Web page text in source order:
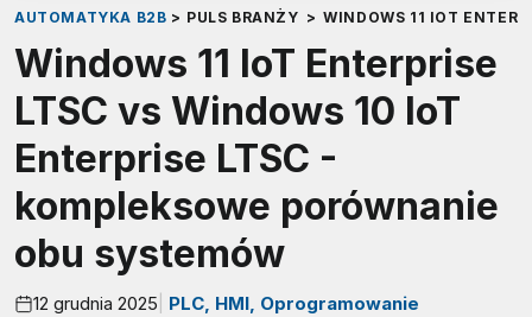
AUTOMATYKA B2B > PULS BRANŻY > WINDOWS 11 IOT
Windows 11 IoT Enterprise
LTSC vs Windows 10 IoT
Enterprise LTSC -
kompleksowe porównanie
obu systemów
12 grudnia 2025 PLC, HMI, Oprogramowanie